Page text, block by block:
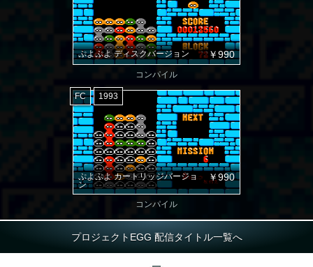
ぷよぷよ ディスクバージョン ￥990
コンパイル
ぷよぷよ カートリッジバージョ
ン
￥990
FC 1993
コンパイル
プロジェクトEGG 配信タイトル一覧へ